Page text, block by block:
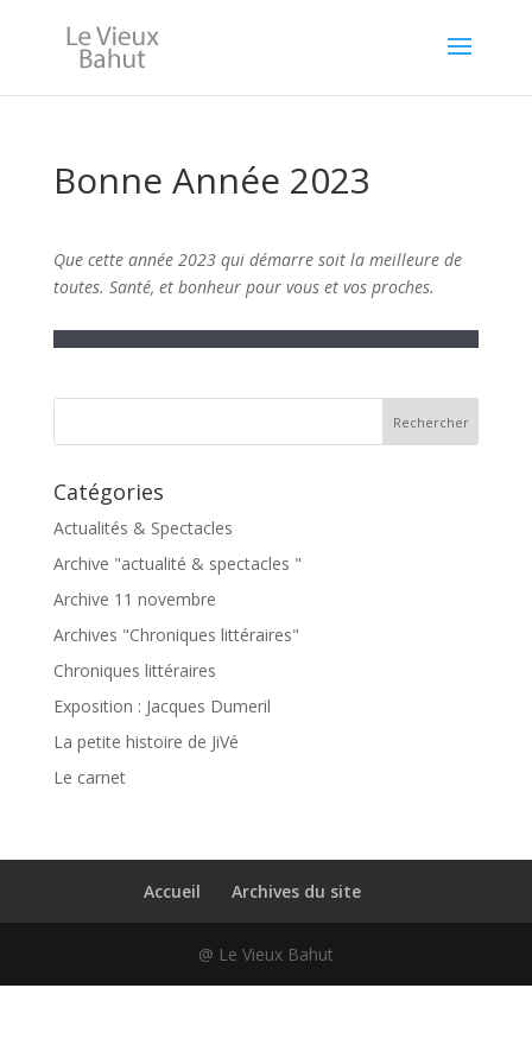
Bonne Année 2023
Que cette année 2023 qui démarre soit la meilleure de
toutes. Santé, et bonheur pour vous et vos proches.
Catégories
Actualités & Spectacles
Archive "actualité & spectacles "
Archive 11 novembre
Archives "Chroniques littéraires"
Chroniques littéraires
Exposition : Jacques Dumeril
La petite histoire de JiVé
Le carnet
Accueil Archives du site
@ Le Vieux Bahut